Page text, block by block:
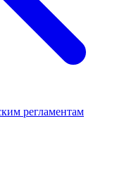
регламентам